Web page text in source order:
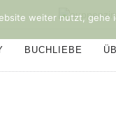
BUCHLIEBE
weiter nutzt, gehe